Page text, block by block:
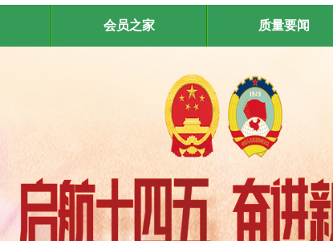
会员之家 质量要闻